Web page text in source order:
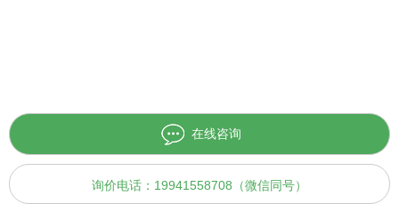
在线咨询
询价电话：19941558708（微信同号）